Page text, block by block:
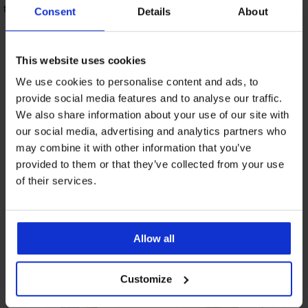
Consent Details About
This website uses cookies
We use cookies to personalise content and ads, to
provide social media features and to analyse our traffic.
We also share information about your use of our site with
our social media, advertising and analytics partners who
may combine it with other information that you’ve
provided to them or that they’ve collected from your use
of their services.
Allow all
Customize
3+1 GRATIS
4,7
klasyczne
45,99
3+1
3+1 GRATIS
3+1 GRATIS
4,7
Majtki
klasyczne
wysokim
zł
3+1 GRATIS
5
Majtki
klasyczne
z
38,99
3+1 GRATIS
4,9
Klasyczne
figi
3+1 GRATIS
5
Majtki
klasyczne
wysokim
zł
3+1 GRATIS
4,9
BESTSELLER
wysokim
33,99
3+1 GRATIS
4,7
Klasyczne
wysokie
Dita
promocja
3+1 GRATIS
4,8
Majtki
Monica
podwyższonym
stanem
42,99
Z tej samej kolekcji